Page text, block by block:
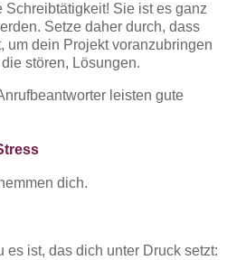
Schreibtätigkeit! Sie ist es ganz
Setze daher durch, dass
um dein Projekt voranzubringen
stören, Lösungen.
leisten gute
dich.
es ist, das dich unter Druck setzt: